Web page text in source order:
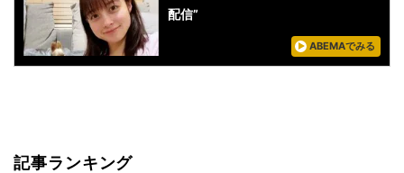
配信”
ABEMAでみる
記事ランキング